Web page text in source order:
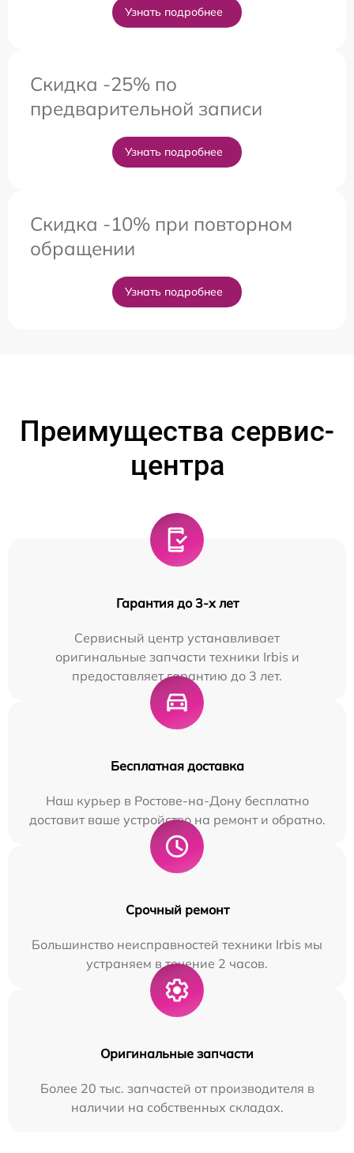
Узнать подробнее
Скидка -25% по
предварительной записи
Узнать подробнее
Скидка -10% при повторном
обращении
Узнать подробнее
Преимущества сервис-
центра
Гарантия до 3-х лет
Сервисный центр устанавливает
оригинальные запчасти техники Irbis и
предоставляет гарантию до 3 лет.
Бесплатная доставка
Наш курьер в Ростове-на-Дону бесплатно
доставит ваше устройство на ремонт и обратно.
Срочный ремонт
Большинство неисправностей техники Irbis мы
устраняем в течение 2 часов.
Оригинальные запчасти
Более 20 тыс. запчастей от производителя в
наличии на собственных складах.